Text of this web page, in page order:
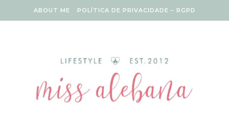
ABOUT ME POLÍTICA DE PRIVACIDADE – RGPD